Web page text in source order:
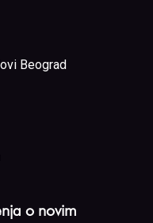
Beograd
o novim